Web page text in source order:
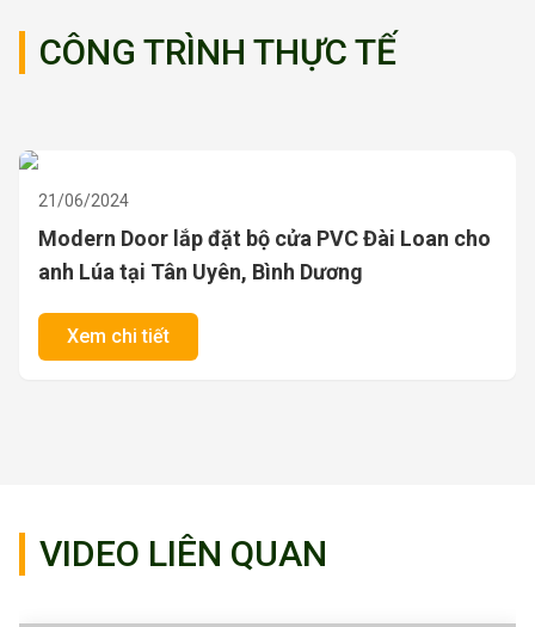
CÔNG TRÌNH THỰC TẾ
21/06/2024
Modern Door lắp đặt bộ cửa PVC Đài Loan cho
anh Lúa tại Tân Uyên, Bình Dương
Xem chi tiết
VIDEO LIÊN QUAN